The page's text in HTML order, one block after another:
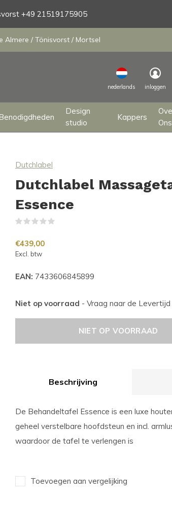
Design
studio
Kappers
Ons
nederlands inloggen
Almere / Tönisvorst / Mortsel
+49 21519175905
Dutchlabel
Dutchlabel
Essence
€439,00
Excl. btw
EAN: 7433606845899
Niet op voorraad - Vraag naar de Levertijd
NIET OP VOORRAAD
Beschrijving
De Behandeltafel Essence is een luxe
geheel verstelbare hoofdsteun en incl.
waardoor de tafel te verlengen is
Toevoegen aan vergelijking